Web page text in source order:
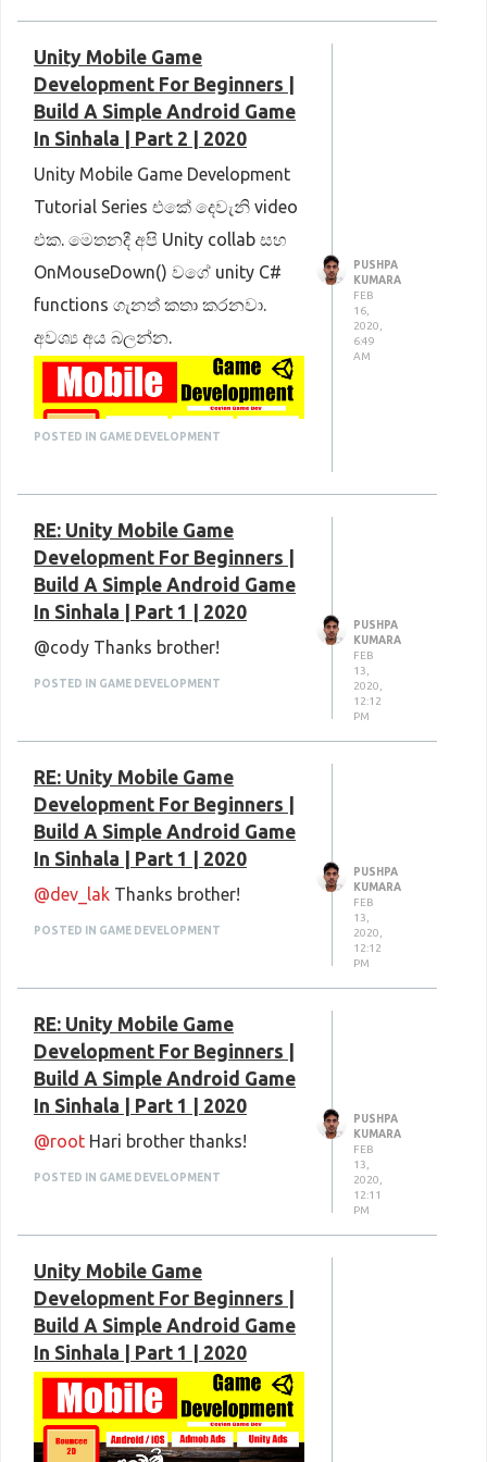
Unity Mobile Game
Development For Beginners |
Build A Simple Android Game
In Sinhala | Part 2 | 2020
Unity Mobile Game Development
Tutorial Series එකේ දෙවැනි video
එක. මෙතනදී අපි Unity collab සහ
OnMouseDown() වගේ unity C#
functions ගැනත් කතා කරනවා.
අවශ්‍ය අය බලන්න.
link text
POSTED IN GAME DEVELOPMENT
PUSHPA
KUMARA
FEB
16,
2020,
6:49
AM
RE: Unity Mobile Game
Development For Beginners |
Build A Simple Android Game
In Sinhala | Part 1 | 2020
@cody Thanks brother!
POSTED IN GAME DEVELOPMENT
PUSHPA
KUMARA
FEB
13,
2020,
12:12
PM
RE: Unity Mobile Game
Development For Beginners |
Build A Simple Android Game
In Sinhala | Part 1 | 2020
@dev_lak Thanks brother!
POSTED IN GAME DEVELOPMENT
PUSHPA
KUMARA
FEB
13,
2020,
12:12
PM
RE: Unity Mobile Game
Development For Beginners |
Build A Simple Android Game
In Sinhala | Part 1 | 2020
@root Hari brother thanks!
POSTED IN GAME DEVELOPMENT
PUSHPA
KUMARA
FEB
13,
2020,
12:11
PM
Unity Mobile Game
Development For Beginners |
Build A Simple Android Game
In Sinhala | Part 1 | 2020